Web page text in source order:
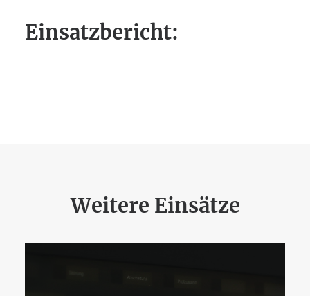
Einsatzbericht:
Weitere Einsätze